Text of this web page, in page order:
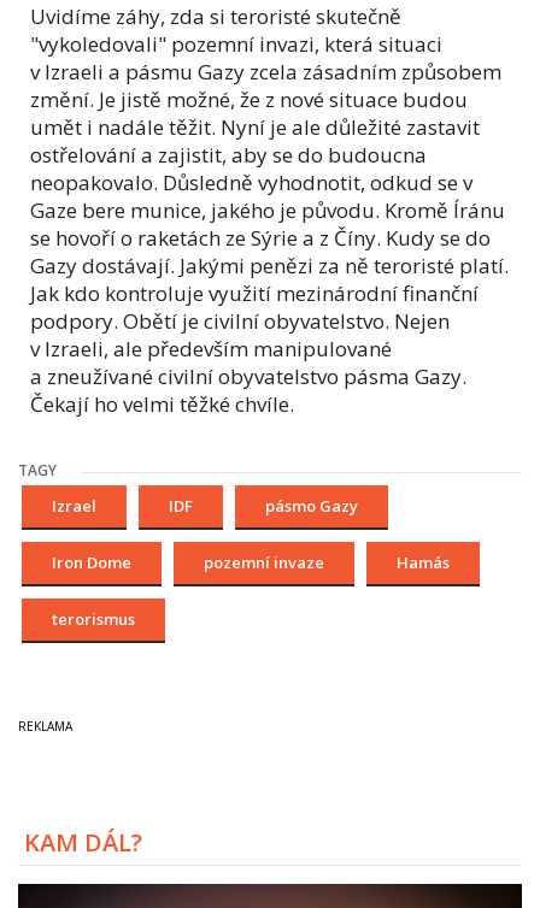
Uvidíme záhy, zda si teroristé skutečně
"vykoledovali" pozemní invazi, která situaci
v Izraeli a pásmu Gazy zcela zásadním způsobem
změní. Je jistě možné, že z nové situace budou
umět i nadále těžit. Nyní je ale důležité zastavit
ostřelování a zajistit, aby se do budoucna
neopakovalo. Důsledně vyhodnotit, odkud se v
Gaze bere munice, jakého je původu. Kromě Íránu
se hovoří o raketách ze Sýrie a z Číny. Kudy se do
Gazy dostávají. Jakými penězi za ně teroristé platí.
Jak kdo kontroluje využití mezinárodní finanční
podpory. Obětí je civilní obyvatelstvo. Nejen
v Izraeli, ale především manipulované
a zneužívané civilní obyvatelstvo pásma Gazy.
Čekají ho velmi těžké chvíle.
TAGY
Izrael IDF pásmo Gazy
Iron Dome pozemní invaze Hamás
terorismus
KAM DÁL?